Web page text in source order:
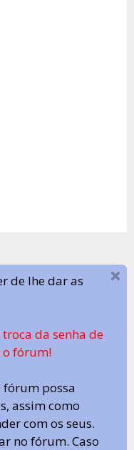
de lhe dar as
da senha de
o fórum!
fórum possa
assim como
com os seus.
no fórum. Caso